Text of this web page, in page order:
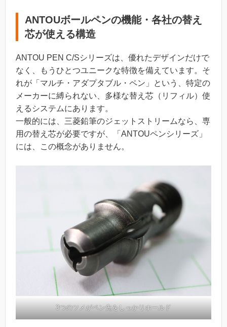
ANTOUボールペンの機能・各社の替え
芯が使える構造
ANTOU PEN C/Sシリーズは、優れたデザインだけで
なく、もうひとつユニークな特徴を備えています。そ
れが「マルチ・アダプタブル・ペン」という、特定の
メーカーに縛られない、多様な替え芯（リフィル）使
えるシステムにあります。
一般的には、三菱鉛筆のジェットストリームなら、専
用の替え芯が必要ですが、「ANTOUペンシリーズ」
には、この概念がありません。
3つのツメがペン先をしっかりホールド